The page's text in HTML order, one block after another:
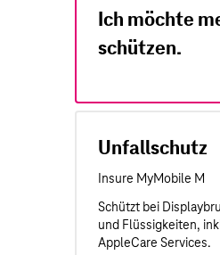
Ich möchte
schützen.
Unfallschutz